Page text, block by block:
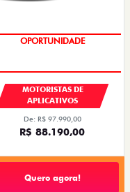
OPORTUNIDADE
MOTORISTAS DE
APLICATIVOS
De: R$ 97.990,00
R$ 88.190,00
Quero agora!